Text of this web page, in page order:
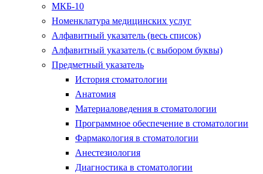
МКБ-10
Номенклатура медицинских услуг
Алфавитный указатель (весь список)
Алфавитный указатель (с выбором буквы)
Предметный указатель
История стоматологии
Анатомия
Материаловедения в стоматологии
Программное обеспечение в стоматологии
Фармакология в стоматологии
Анестезиология
Диагностика в стоматологии